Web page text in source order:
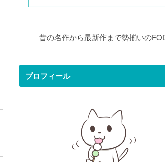
昔の名作から最新作まで勢揃いの
プロフィール